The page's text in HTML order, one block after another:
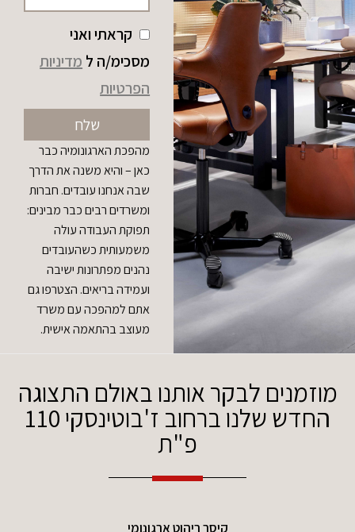
קראתי ואני
מסכימ/ה ל מדיניות
הפרטיות
שלח
מהפכת הארגונומיה כבר
כאן – והיא משנה את הדרך
שבה אנחנו עובדים. חברות
ומשרדים רבים כבר מבינים:
תפוקת העבודה עולה
משמעותית כשהעובדים
נהנים מפתרונות ישיבה
ועמידה בריאים. הצטרפו גם
אתם למהפכה עם משרד
מעוצב בהתאמה אישית.
מוזמנים לבקר אותנו באולם התצוגה
החדש שלנו ברחוב ז'בוטינסקי 110
פ"ת
קיסר ריהוט ארגונומי